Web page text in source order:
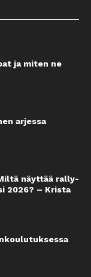
ja miten ne
arjessa
näyttää rally-
2026? – Krista